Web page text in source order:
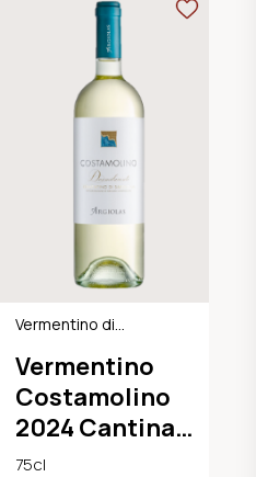
Vermentino di
Vermentino
Costamolino
2024 Cantina
Argiolas
75cl